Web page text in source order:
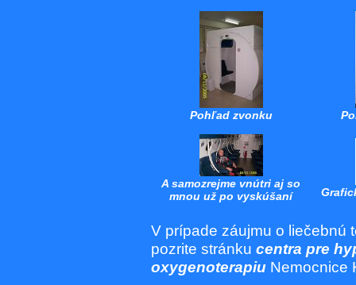
Pohľad zvonku
A samozrejme vnútri aj so
mnou už po vyskúšaní
V prípade záujmu o liečebnú
pozrite stránku centra pre
oxygenoterapiu Nemocnice